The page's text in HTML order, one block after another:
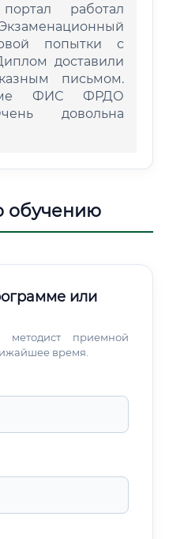
работал
попытки с
доставили
письмом.
ФИС ФРДО
довольна
обучению
или
приемной
время.